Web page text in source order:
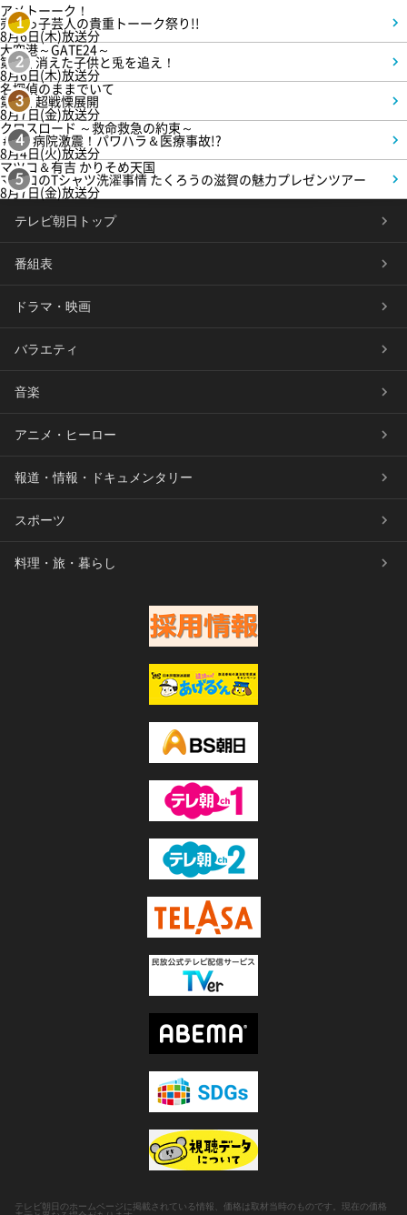
1
アメトーーク！
売れっ子芸人の貴重トーーク祭り!!
8月6日(木)放送分
2
大空港～GATE24～
第3話 消えた子供と兎を追え！
8月6日(木)放送分
3
名探偵のままでいて
第4話 超戦慄展開
8月7日(金)放送分
4
クロスロード ～救命救急の約束～
＃5 病院激震！パワハラ＆医療事故!?
8月4日(火)放送分
5
マツコ＆有吉 かりそめ天国
マツコのTシャツ洗濯事情 たくろうの滋賀の魅力プレゼンツアー
8月7日(金)放送分
テレビ朝日トップ
番組表
ドラマ・映画
バラエティ
音楽
アニメ・ヒーロー
報道・情報・ドキュメンタリー
スポーツ
料理・旅・暮らし
テレビ朝日のホームページに掲載されている情報、価格は取材当時のものです。現在の価格